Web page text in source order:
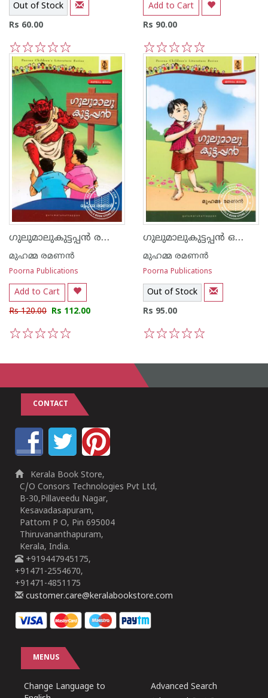
Out of Stock
Rs 60.00
5
4
3
2
1
Add to Cart
Rs 90.00
5
4
3
2
1
ഗുലുമാലുകുട്ടപ്പ‌ന്‍ രണ്ടാം ഭാഗം
മുഹമ്മ രമണ‌ന്‍
Poorna Publications
Add to Cart
Rs 120.00 Rs 112.00
ഗുലുമാലുകുട്ടപ്പ‌ന്‍ ഒന്നാം ഭാഗം
മുഹമ്മ രമണ‌ന്‍
Poorna Publications
Out of Stock
Rs 95.00
CONTACT
Kerala Book Store,
C/O Consors Technologies Pvt Ltd,
B-30,Pillaveedu Nagar,
Kesavadasapuram,
Pattom P O, Pin 695004
Thiruvananthapuram,
Kerala, India.
+919447945175,
+91471-2554670,
+91471-4851175
customer.care@keralabookstore.com
MENUS
Change Language to
Advanced Search